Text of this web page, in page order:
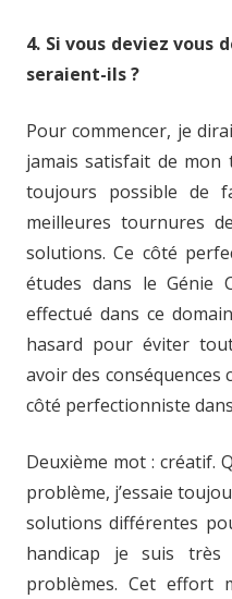
4. Si vous deviez vous
seraient-ils ?
Pour commencer, je
jamais satisfait de mon
toujours possible de
meilleures tournures
solutions. Ce côté
études dans le Génie
effectué dans ce
hasard pour éviter
avoir des conséquences
côté perfectionniste
Deuxième mot : créatif.
problème, j’essaie
solutions différentes
handicap je suis
problèmes. Cet effort